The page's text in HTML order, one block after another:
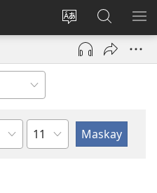
Rimaynikita
cambianapaq
Qallarinaykipaq
(abre
nueva
JW.ORG
nisqapi
kaq
capitulo